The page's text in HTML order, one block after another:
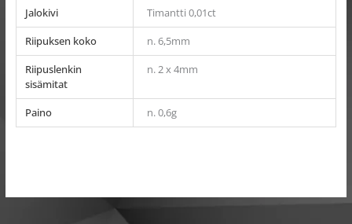
Jalokivi
Timantti 0,01ct
Riipuksen koko
n. 6,5mm
Riipuslenkin
sisämitat
n. 2 x 4mm
Paino n. 0,6g